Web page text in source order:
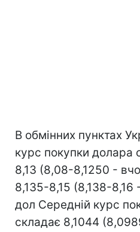
В обмінних пунктах
курс покупки долара
8,13 (8,08-8,1250 -
8,135-8,15 (8,138-8,16
дол Середній курс
складає 8,1044